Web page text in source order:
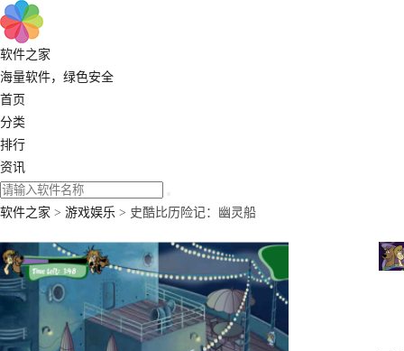
软件之家
海量软件，绿色安全
首页
分类
排行
资讯
软件之家 > 游戏娱乐 > 史酷比历险记：幽灵船